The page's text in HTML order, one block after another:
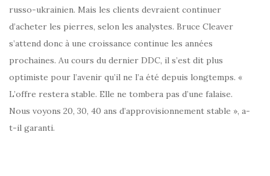
russo-ukrainien. Mais les clients devraient continuer
d’acheter les pierres, selon les analystes. Bruce Cleaver
s’attend donc à une croissance continue les années
prochaines. Au cours du dernier DDC, il s’est dit plus
optimiste pour l’avenir qu’il ne l’a été depuis longtemps. «
L’offre restera stable. Elle ne tombera pas d’une falaise.
Nous voyons 20, 30, 40 ans d’approvisionnement stable », a-
t-il garanti.